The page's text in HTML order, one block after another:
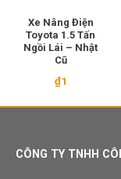
Xe Nâng Điện
Toyota 1.5 Tấn
Ngồi Lái – Nhật
Cũ
₫1
CÔNG TY TNHH